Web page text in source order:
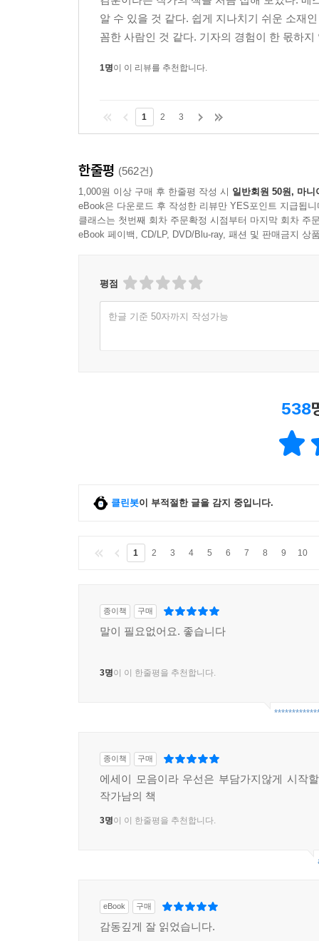
알 수 있을 것 같다. 쉽게 지나치기 쉬운 소재
꼼한 사람인 것 같다. 기자의 경험이 한 몫하
1명이 이 리뷰를 추천합니다.
1 2 3
한줄평 (562건)
1,000원 이상 구매 후 한줄평 작성 시 일반회원 50원, 마니
eBook은 다운로드 후 작성한 리뷰만 YES포인트 지급됩니
클래스는 첫번째 회차 주문확정 시점부터 마지막 회차 주
eBook 페이백, CD/LP, DVD/Blu-ray, 패션 및 판매금지 상
평점
한글 기준 50자까지 작성가능
538
클린봇이 부적절한 글을 감지 중입니다.
1 2 3 4 5 6 7 8 9 10
종이책 구매
말이 필요없어요. 좋습니다
3명이 이 한줄평을 추천합니다.
종이책 구매
에세이 모음이라 우선은 부담가지않게 시작
작가남의 책
3명이 이 한줄평을 추천합니다.
eBook 구매
감동깊게 잘 읽었습니다.